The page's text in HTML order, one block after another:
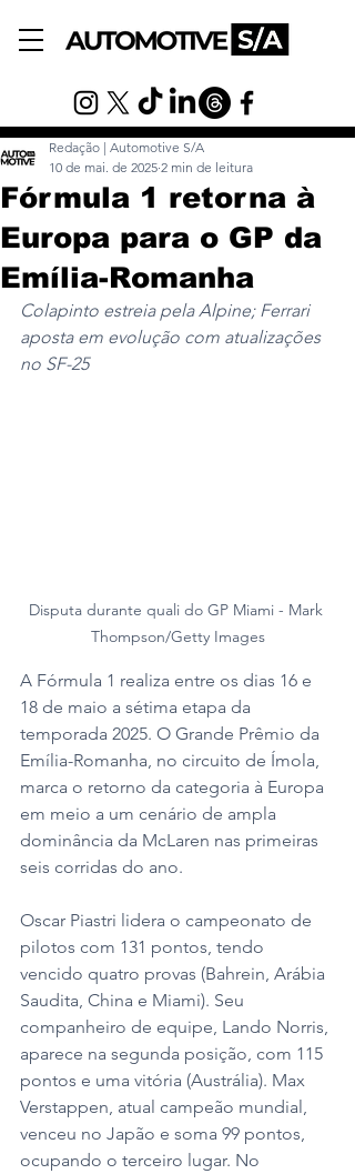
Fórmula 1 retorna à
Europa para o GP da
Emília-Romanha
Redação | Automotive S/A
10 de mai. de 2025 2 min de leitura
Colapinto estreia pela Alpine; Ferrari
aposta em evolução com atualizações
no SF-25
Disputa durante quali do GP Miami - Mark
Thompson/Getty Images
A Fórmula 1 realiza entre os dias 16 e
18 de maio a sétima etapa da
temporada 2025. O Grande Prêmio da
Emília-Romanha, no circuito de Ímola,
marca o retorno da categoria à Europa
em meio a um cenário de ampla
dominância da McLaren nas primeiras
seis corridas do ano.
Oscar Piastri lidera o campeonato de
pilotos com 131 pontos, tendo
vencido quatro provas (Bahrein, Arábia
Saudita, China e Miami). Seu
companheiro de equipe, Lando Norris,
aparece na segunda posição, com 115
pontos e uma vitória (Austrália). Max
Verstappen, atual campeão mundial,
venceu no Japão e soma 99 pontos,
ocupando o terceiro lugar. No